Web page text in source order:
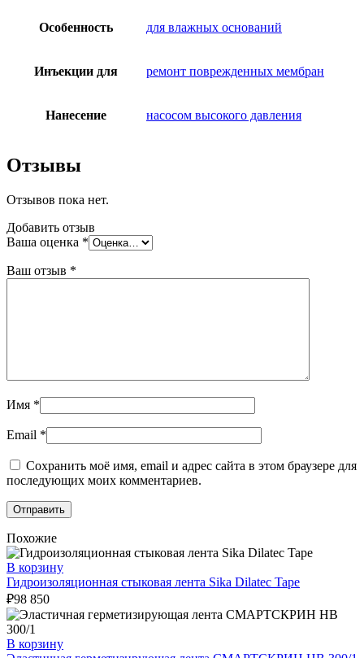
Особенность для влажных оснований
Инъекции для ремонт поврежденных мембран
Нанесение насосом высокого давления
Отзывы
Отзывов пока нет.
Добавить отзыв
Ваша оценка *
Ваш отзыв *
Имя *
Email *
Сохранить моё имя, email и адрес сайта в этом браузере для
последующих моих комментариев.
Похожие
В корзину
Гидроизоляционная стыковая лента Sika Dilatec Tape
₽98 850
В корзину